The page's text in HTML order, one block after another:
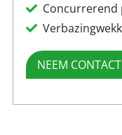
Concurrerend
NEEM